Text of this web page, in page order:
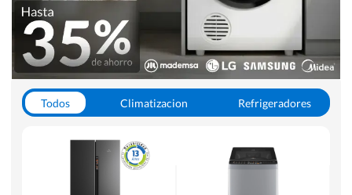
Todos Climatizacion
Refrigeradores
Hornos y Microondas